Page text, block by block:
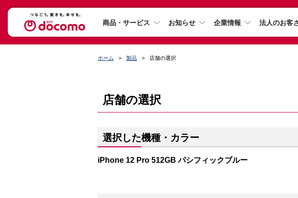
商品・サービス お知らせ 企業情報 法人のお客
ホーム 製品 店舗の選択
店舗の選択
選択した機種・カラー
iPhone 12 Pro 512GB パシフィックブルー